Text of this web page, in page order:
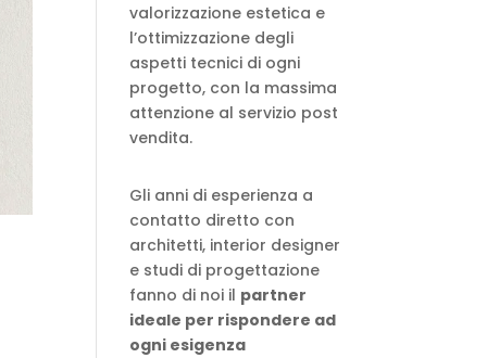
valorizzazione estetica e
l’ottimizzazione degli
aspetti tecnici di ogni
progetto, con la massima
attenzione al servizio post
vendita.
Gli anni di esperienza a
contatto diretto con
architetti, interior designer
e studi di progettazione
fanno di noi il partner
ideale per rispondere ad
ogni esigenza